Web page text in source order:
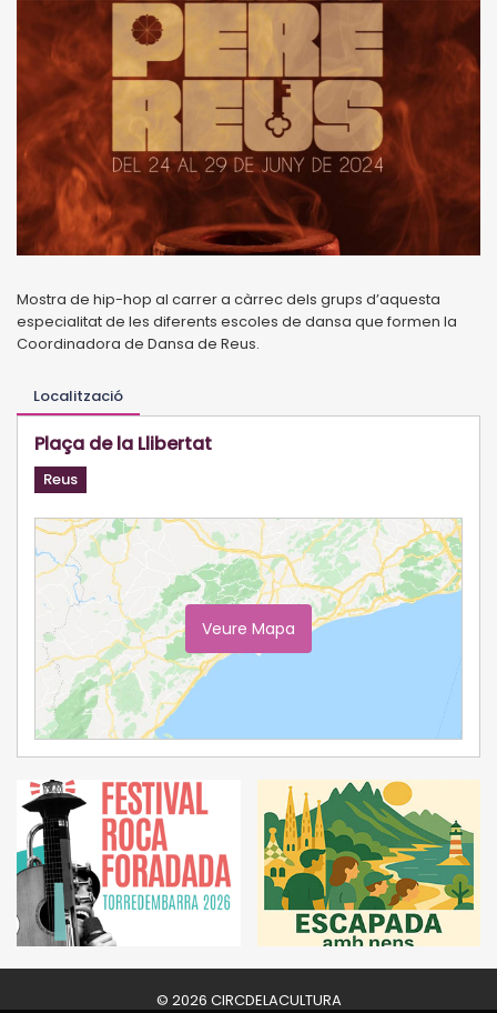
Mostra de hip-hop al carrer a càrrec dels grups d’aquesta
especialitat de les diferents escoles de dansa que formen la
Coordinadora de Dansa de Reus.
Localització
Plaça de la Llibertat
Reus
Veure Mapa
© 2026 CIRCDELACULTURA